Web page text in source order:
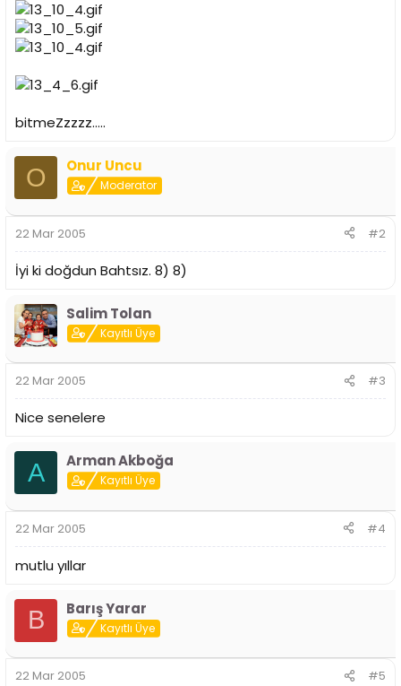
bitmeZzzzz.....
O Onur Uncu
Moderator
22 Mar 2005 #2
İyi ki doğdun Bahtsız. 8) 8)
Salim Tolan
Kayıtlı Üye
22 Mar 2005 #3
Nice senelere
A Arman Akboğa
Kayıtlı Üye
22 Mar 2005 #4
mutlu yıllar
B Barış Yarar
Kayıtlı Üye
22 Mar 2005 #5